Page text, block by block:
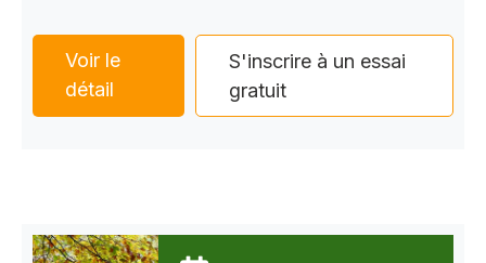
Voir le
détail
S'inscrire à un essai
gratuit